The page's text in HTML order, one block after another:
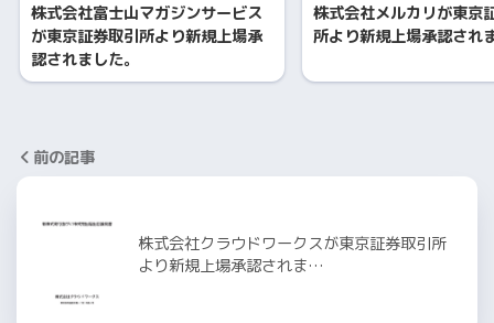
株式会社富士山マガジンサービス
が東京証券取引所より新規上場承
認されました。
株式会社メルカリが東京
所より新規上場承認され
前の記事
株式会社クラウドワークスが東京証券取引所
より新規上場承認されま…